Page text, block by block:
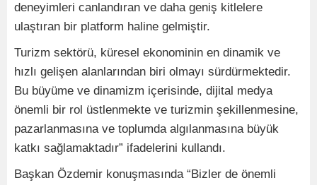
deneyimleri canlandıran ve daha geniş kitlelere
ulaştıran bir platform haline gelmiştir.
Turizm sektörü, küresel ekonominin en dinamik ve
hızlı gelişen alanlarından biri olmayı sürdürmektedir.
Bu büyüme ve dinamizm içerisinde, dijital medya
önemli bir rol üstlenmekte ve turizmin şekillenmesine,
pazarlanmasına ve toplumda algılanmasına büyük
katkı sağlamaktadır” ifadelerini kullandı.
Başkan Özdemir konuşmasında “Bizler de önemli